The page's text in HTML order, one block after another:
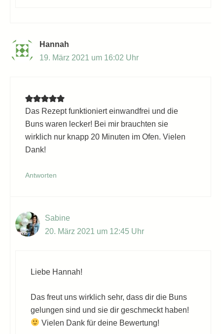
Hannah
19. März 2021 um 16:02 Uhr
Das Rezept funktioniert einwandfrei und die
Buns waren lecker! Bei mir brauchten sie
wirklich nur knapp 20 Minuten im Ofen. Vielen
Dank!
Antworten
Sabine
20. März 2021 um 12:45 Uhr
Liebe Hannah!
Das freut uns wirklich sehr, dass dir die Buns
gelungen sind und sie dir geschmeckt haben!
Vielen Dank für deine Bewertung!